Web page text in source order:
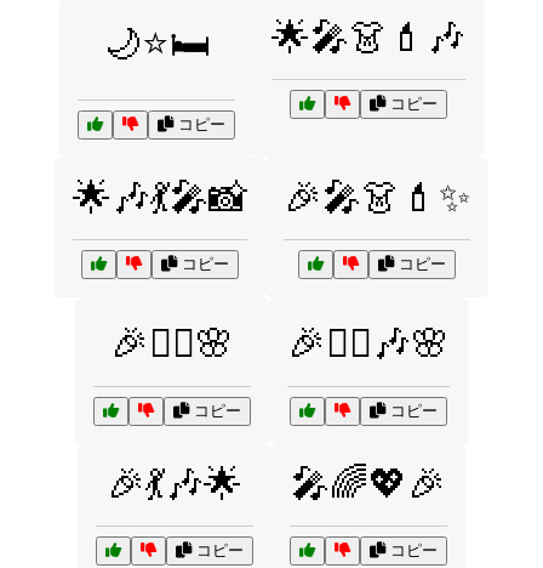
🌙⭐🛏️
コピー
🌟🎤👗💄🎶
コピー
🌟🎶💃🎤📸
コピー
🎉🎤👗💄✨
コピー
🎉👯‍♀️🌸
コピー
🎉👯‍♀️🎶🌸
コピー
🎉💃🎶🌟
コピー
🎤🌈💖🎉
コピー